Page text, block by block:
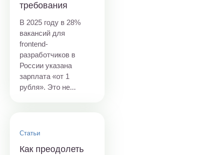
требования
В 2025 году в 28%
вакансий для
frontend-
разработчиков в
России указана
зарплата «от 1
рубля». Это не...
Статьи
Как преодолеть